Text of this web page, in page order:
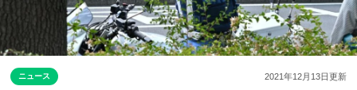
ニュース 2021年12月13日更新